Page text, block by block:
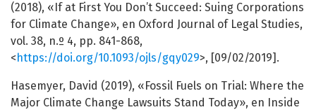
(2018), «If at First You Don’t Succeed: Suing Corporations
for Climate Change», en Oxford Journal of Legal Studies,
vol. 38, n.º 4, pp. 841-868,
<https://doi.org/10.1093/ojls/gqy029>, [09/02/2019].
Hasemyer, David (2019), «Fossil Fuels on Trial: Where the
Major Climate Change Lawsuits Stand Today», en Inside